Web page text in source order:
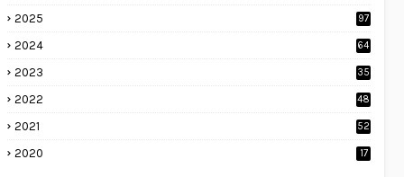
2025 97
2024 64
2023
35
2022
48
2021 52
2020 17